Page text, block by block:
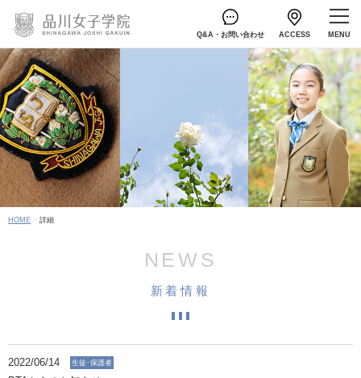
Q&A・お問い合わせ ACCESS
HOME 詳細
NEWS
新着情報
2022/06/14 生徒･保護者